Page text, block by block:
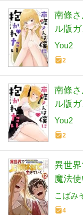
南條
ル版
You2
2
南條
ル版
You2
2
異世
魔法
（コ
クス)
こばみ
4